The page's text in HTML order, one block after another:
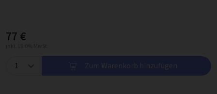
77 €
Zum Warenkorb hinzufügen